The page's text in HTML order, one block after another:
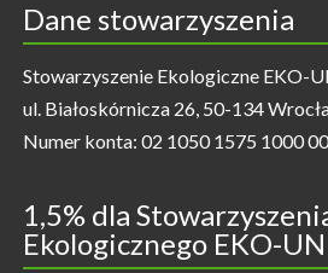
Dane stowarzyszenia
Stowarzyszenie Ekologiczne EKO-
ul. Białoskórnicza 26, 50-134
Numer konta: 02 1050 1575 1000
1,5% dla
Ekologicznego EKO-